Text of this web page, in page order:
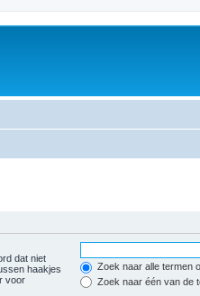
dat niet
haakjes
voor
Zoek naar alle termen
Zoek naar één van de